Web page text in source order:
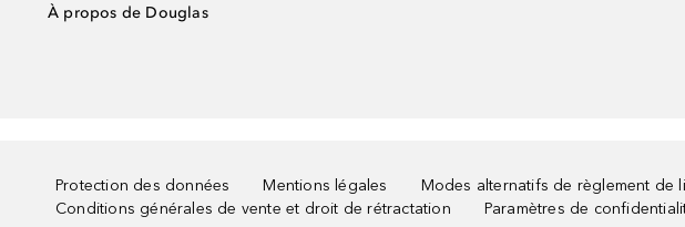
À propos de Douglas
Protection des données Mentions légales
Modes alternatifs de règlement de
Conditions générales de vente et droit de rétractation
Paramètres de